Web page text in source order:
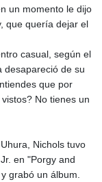
un momento le dijo
que quería dejar el
casual, según el
desapareció de su
que por
No tienes un
Nichols tuvo
en "Porgy and
grabó un álbum.